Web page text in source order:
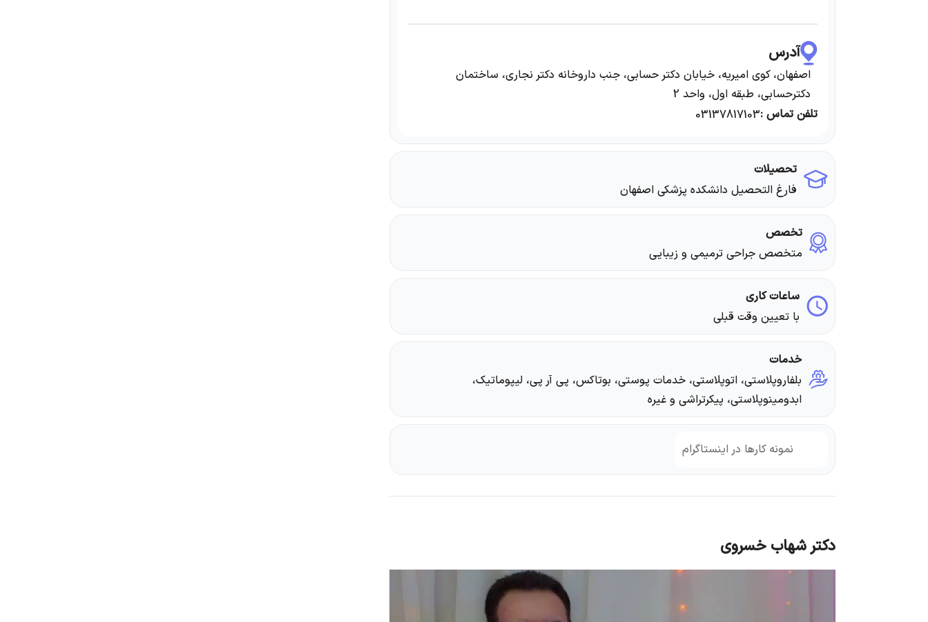
آدرس
اصفهان، کوی امیریه، خیابان دکتر حسابی، جنب داروخانه دکتر نجاری، ساختمان
دکترحسابی، طبقه اول، واحد 2
تلفن تماس :03137817103
تحصیلات
فارغ التحصیل دانشکده پزشکی اصفهان
تخصص
متخصص جراحی ترمیمی و زیبایی
ساعات کاری
با تعیین وقت قبلی
خدمات
بلفاروپلاستی، اتوپلاستی، خدمات پوستی، بوتاکس، پی آر پی، لیپوماتیک،
ابدومینوپلاستی، پیکرتراشی و غیره
نمونه کارها در اینستاگرام
دکتر شهاب خسروی